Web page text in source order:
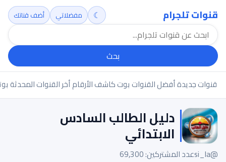
قنوات تلجرام
بحث
☾ مفضلاتي أضف قناتك
قنوات جديدةأفضل القنواتبوت كاشف الأرقامأخر القنوات المحدثة
دليل الطالب السادس
الابتدائي
@si_la
عدد المشتركين: 69,300